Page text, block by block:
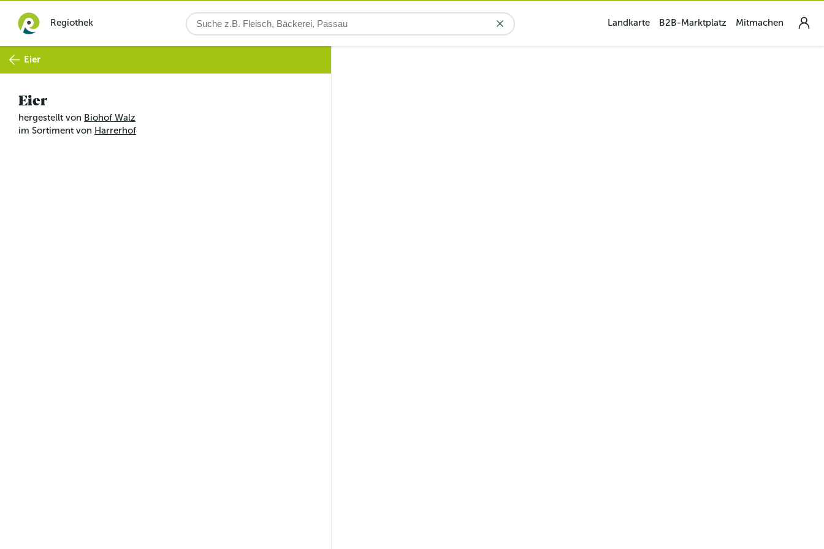
Regiothek Landkarte B2B-Marktplatz Mitmachen
Eier
Eier
hergestellt von Biohof Walz
im Sortiment von Harrerhof